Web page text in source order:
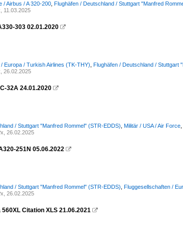
/ Airbus / A 320-200 Flughäfen / Deutschland / Stuttgart "Manfred
11.03.2025
303 02.01.2020 
Europa / Turkish Airlines (TK-THY) Flughäfen / Deutschland / Stuttgart
26.02.2025
32A 24.01.2020 
/ Stuttgart "Manfred Rommel" (STR-EDDS) Militär / USA / Air Force
26.02.2025
251N 05.06.2022 
/ Stuttgart "Manfred Rommel" (STR-EDDS) Fluggesellschaften /
26.02.2025
Citation XLS 21.06.2021 